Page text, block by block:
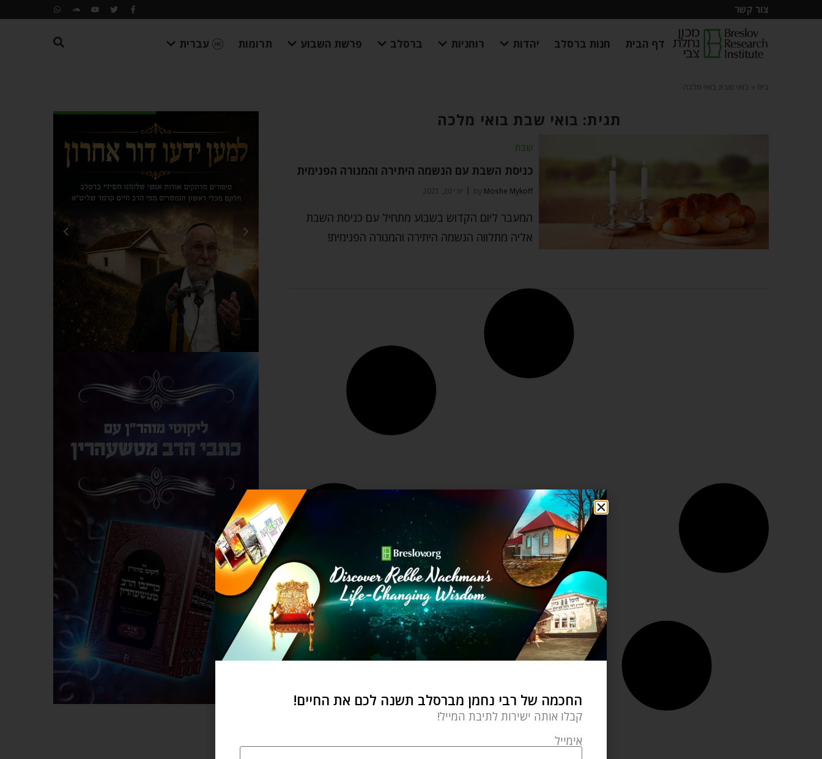
צור קשר
דף הבית חנות ברסלב יהדות רוחניות ברסלב פרשת השבוע תרומות עברית
בית בואי שבת בואי מלכה
תגית: בואי שבת בואי מלכה
שבת
כניסת השבת עם הנשמה היתירה והמנורה הפנימית
by Moshe Mykoff יוני 20, 2021
המעבר ליום הקדוש בשבוע מתחיל עם כניסת השבת
אליה מתלווה הנשמה היתירה והמנורה הפנימית!
החכמה של רבי נחמן מברסלב תשנה לכם את החיים!
קבלו אותה ישירות לתיבת המייל!
אימייל